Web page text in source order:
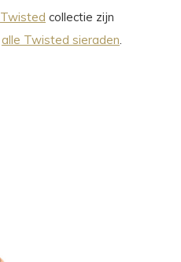
Twisted collectie zijn
alle Twisted sieraden